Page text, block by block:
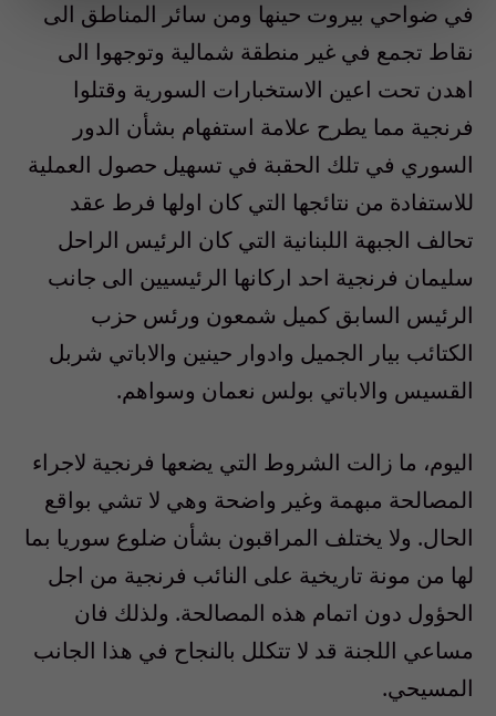
في ضواحي بيروت حينها ومن سائر المناطق الى
نقاط تجمع في غير منطقة شمالية وتوجهوا الى
اهدن تحت اعين الاستخبارات السورية وقتلوا
فرنجية مما يطرح علامة استفهام بشأن الدور
السوري في تلك الحقبة في تسهيل حصول العملية
للاستفادة من نتائجها التي كان اولها فرط عقد
تحالف الجبهة اللبنانية التي كان الرئيس الراحل
سليمان فرنجية احد اركانها الرئيسيين الى جانب
الرئيس السابق كميل شمعون ورئس حزب
الكتائب بيار الجميل وادوار حينين والاباتي شربل
القسيس والاباتي بولس نعمان وسواهم.
اليوم، ما زالت الشروط التي يضعها فرنجية لاجراء
المصالحة مبهمة وغير واضحة وهي لا تشي بواقع
الحال. ولا يختلف المراقبون بشأن ضلوع سوريا بما
لها من مونة تاريخية على النائب فرنجية من اجل
الحؤول دون اتمام هذه المصالحة. ولذلك فان
مساعي اللجنة قد لا تتكلل بالنجاح في هذا الجانب
المسيحي.